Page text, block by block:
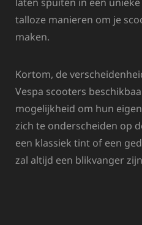
talloze manieren om je
maken.
Kortom, de
Vespa scooters
mogelijkheid om hun
zich te onderscheiden op
een klassiek tint of een
zal altijd een blikvanger